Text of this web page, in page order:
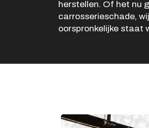
herstellen. Of het nu
carrosserieschade,
oorspronkelijke staat